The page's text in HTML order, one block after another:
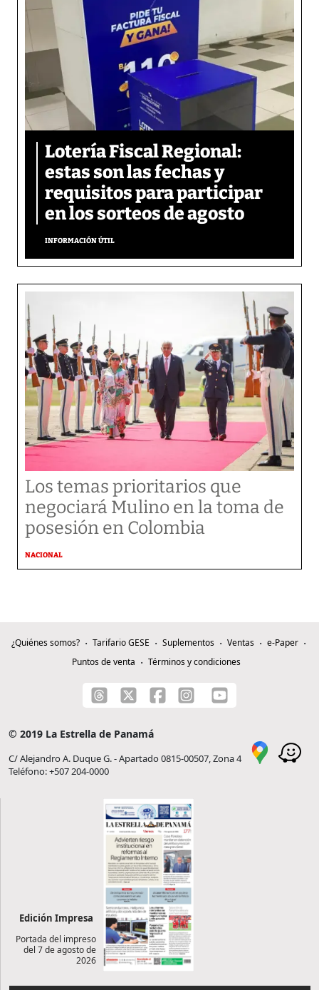
Lotería Fiscal Regional:
estas son las fechas y
requisitos para participar
en los sorteos de agosto
INFORMACIÓN ÚTIL
Los temas prioritarios que
negociará Mulino en la toma de
posesión en Colombia
NACIONAL
¿Quiénes somos? Tarifario GESE Suplementos Ventas
e-Paper
Puntos de venta
Términos y condiciones
© 2019 La Estrella de Panamá
C/ Alejandro A. Duque G. - Apartado 0815-00507, Zona 4
Teléfono: +507 204-0000
Edición Impresa
Portada del impreso
del 7 de agosto de
2026